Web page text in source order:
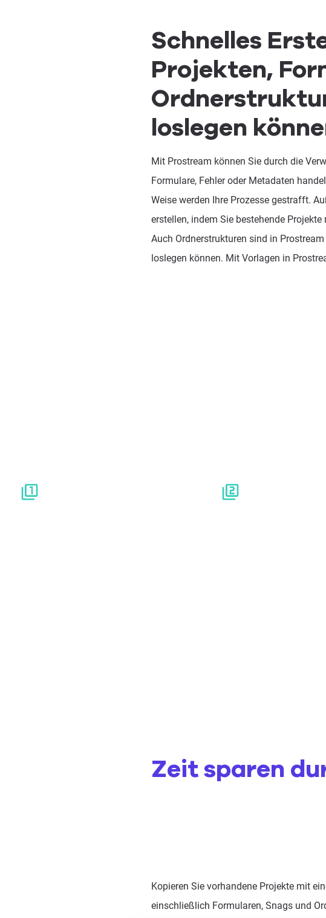
Schnelles
Projekten,
loslegen
Mit Prostream können Sie durch die
Formulare, Fehler oder Metadaten
Weise werden Ihre Prozesse gestrafft.
erstellen, indem Sie bestehende
Auch Ordnerstrukturen sind in
loslegen können. Mit Vorlagen in
Zeit sparen
Kopieren Sie vorhandene Projekte mit
einschließlich Formularen, Snags und